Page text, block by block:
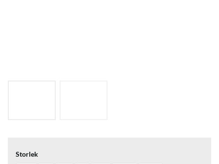
Storlek